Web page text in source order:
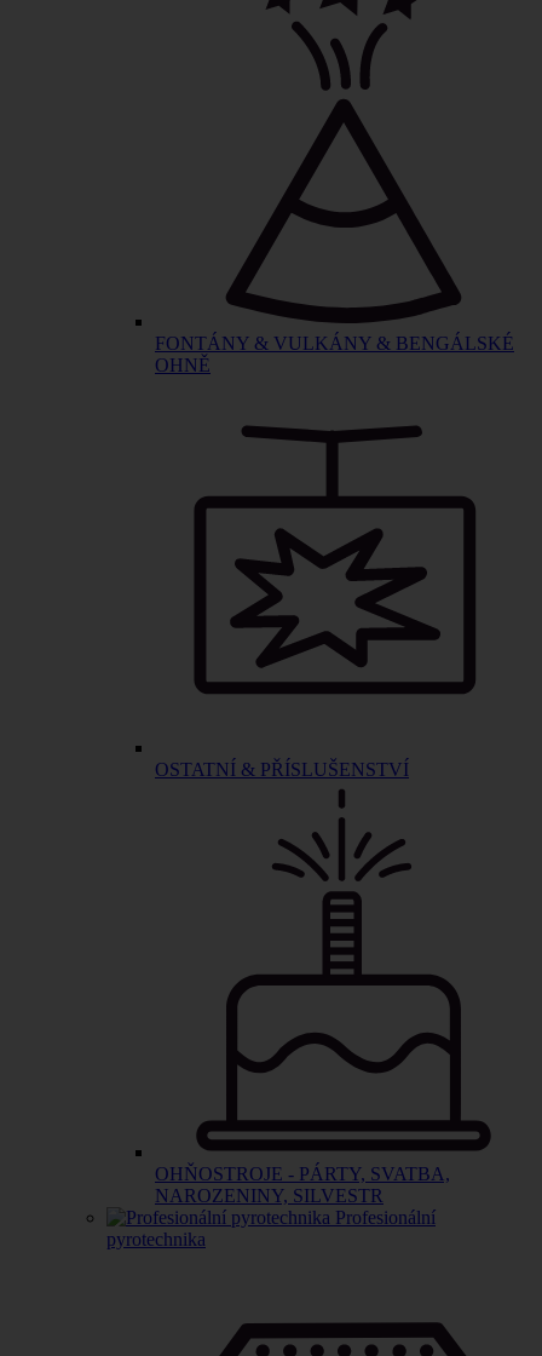
FONTÁNY & VULKÁNY & BENGÁLSKÉ
OHNĚ
OSTATNÍ & PŘÍSLUŠENSTVÍ
OHŇOSTROJE - PÁRTY, SVATBA,
NAROZENINY, SILVESTR
Profesionální
pyrotechnika